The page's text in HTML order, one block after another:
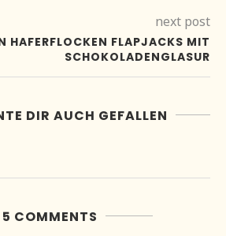
next post
HAFERFLOCKEN FLAPJACKS MIT
SCHOKOLADENGLASUR
DIR AUCH GEFALLEN
5 COMMENTS